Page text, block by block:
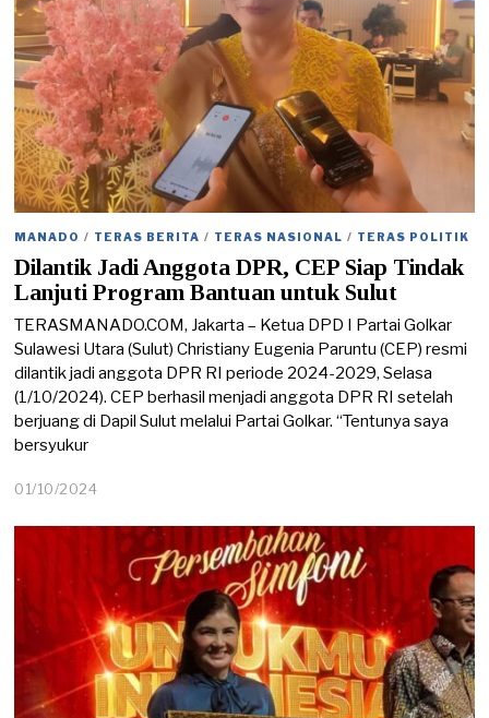
MANADO / TERAS BERITA / TERAS NASIONAL / TERAS POLITIK
Dilantik Jadi Anggota DPR, CEP Siap Tindak
Lanjuti Program Bantuan untuk Sulut
TERASMANADO.COM, Jakarta – Ketua DPD I Partai Golkar
Sulawesi Utara (Sulut) Christiany Eugenia Paruntu (CEP) resmi
dilantik jadi anggota DPR RI periode 2024-2029, Selasa
(1/10/2024). CEP berhasil menjadi anggota DPR RI setelah
berjuang di Dapil Sulut melalui Partai Golkar. “Tentunya saya
bersyukur
01/10/2024
/
/
2
0
2
4